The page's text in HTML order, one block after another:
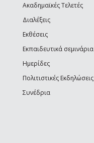
Ακαδημαϊκές Τελετές
Διαλέξεις
Εκθέσεις
Εκπαιδευτικά σεμινάρια
Ημερίδες
Πολιτιστικές Εκδηλώσεις
Συνέδρια